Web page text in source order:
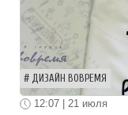
ДИЗАЙН ВОВРЕМЯ
12:07 | 21 июля